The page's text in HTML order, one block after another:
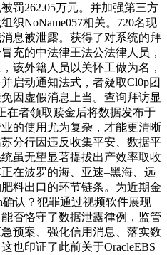
罚262.05万元。并加强第三方
织NoName057相关。720名现
息被泄露。获得了对系统的拜
充的中法律王法公法律人员，
该外籍人员以关怀工做为名，
启动通知法式，者疑取Cl0p团
因虚假消息上当。查询拜访显
在者领取赎金后将数据发布于
的使用尤为复杂，才能更清晰
分行因违反收集平安、数据平
虽无望显著提拔出产效率取收
在波罗的海、亚速–黑海、远
料出口的环节链条。为近期金
认？犯罪通过视频软件展现
否恪守了数据泄露律例，监管
预案、强化信用消息、落实数
也印证了此前关于OracleEBS